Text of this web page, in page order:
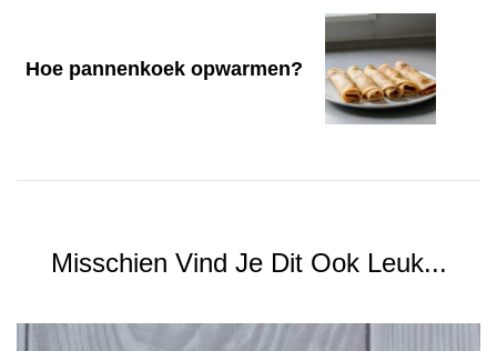
Hoe pannenkoek opwarmen?
Misschien Vind Je Dit Ook Leuk...